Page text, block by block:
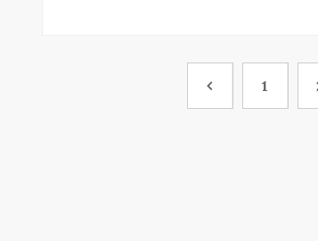
1